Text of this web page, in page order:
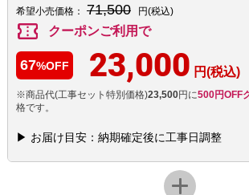
希望小売価格： 71,500 円(税込)
confirmation_number クーポンご利用で
67%OFF 23,000 円(税込)
※商品代(工事セット特別価格)23,500円に500円OFF
格です。
▶ お届け目安：納期確定後に工事日調整